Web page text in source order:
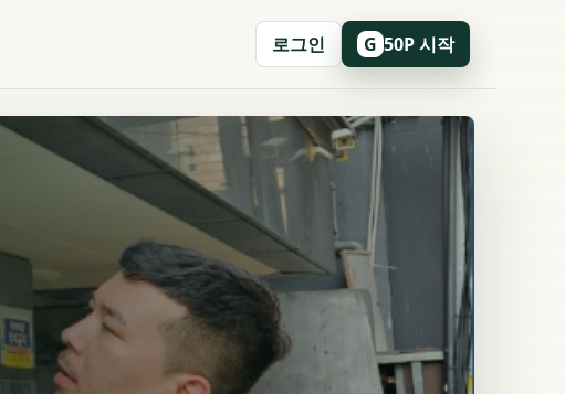
로그인 G 50P 시작